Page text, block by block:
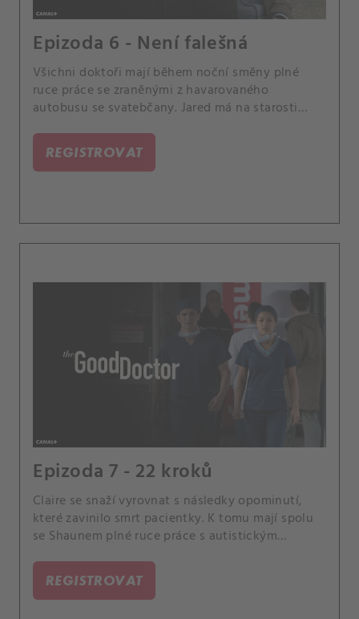
Epizoda 6 - Není falešná
Všichni doktoři mají během noční směny plné
ruce práce se zraněnými z havarovaného
autobusu se svatebčany. Jared má na starosti
REGISTROVAT
Epizoda 7 - 22 kroků
Claire se snaží vyrovnat s následky opominutí,
které zavinilo smrt pacientky. K tomu mají spolu
se Shaunem plné ruce práce s autistickým
REGISTROVAT